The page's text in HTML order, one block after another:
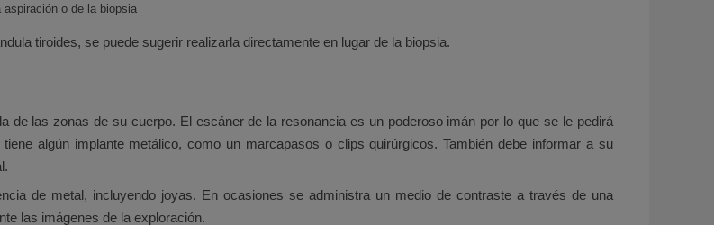
o de la biopsia
tiroides, se puede sugerir realizarla directamente en lugar de la biopsia.
de las zonas de su cuerpo. El escáner de la resonancia es un poderoso imán por lo que se le pedirá
algún implante metálico, como un marcapasos o clips quirúrgicos. También debe informar a su
de metal, incluyendo joyas. En ocasiones se administra un medio de contraste a través de una
las imágenes de la exploración.